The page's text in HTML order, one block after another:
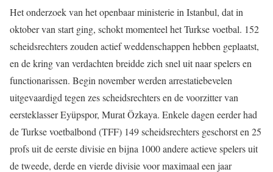
Het onderzoek van het openbaar ministerie in Istanbul, dat in
oktober van start ging, schokt momenteel het Turkse voetbal. 152
scheidsrechters zouden actief weddenschappen hebben geplaatst,
en de kring van verdachten breidde zich snel uit naar spelers en
functionarissen. Begin november werden arrestatiebevelen
uitgevaardigd tegen zes scheidsrechters en de voorzitter van
eersteklasser Eyüpspor, Murat Özkaya. Enkele dagen eerder had
de Turkse voetbalbond (TFF) 149 scheidsrechters geschorst en 25
profs uit de eerste divisie en bijna 1000 andere actieve spelers uit
de tweede, derde en vierde divisie voor maximaal een jaar